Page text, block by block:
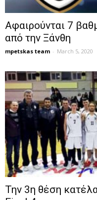
Αφαιρούνται 7
από την Ξάνθη
mpetskas team - March 5, 2020
Την 3η θέση